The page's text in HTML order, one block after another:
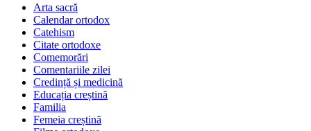
Arta sacră
Calendar ortodox
Catehism
Citate ortodoxe
Comemorări
Comentariile zilei
Credință și medicină
Educația creștină
Familia
Femeia creștină